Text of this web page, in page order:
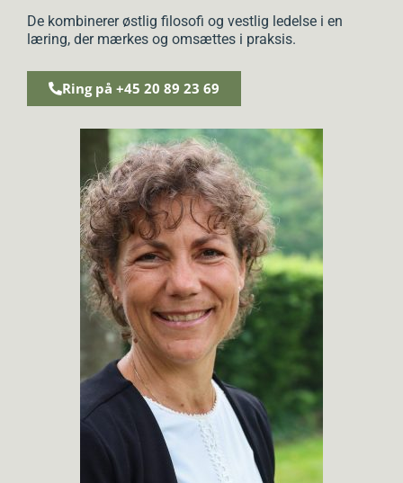
De kombinerer østlig filosofi og vestlig ledelse i en
læring, der mærkes og omsættes i praksis.
Ring på +45 20 89 23 69